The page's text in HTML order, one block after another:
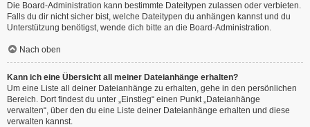
Die Board-Administration kann bestimmte Dateitypen zulassen oder verbieten.
Falls du dir nicht sicher bist, welche Dateitypen du anhängen kannst und du
Unterstützung benötigst, wende dich bitte an die Board-Administration.
Nach oben
Kann ich eine Übersicht all meiner Dateianhänge erhalten?
Um eine Liste all deiner Dateianhänge zu erhalten, gehe in den persönlichen
Bereich. Dort findest du unter „Einstieg“ einen Punkt „Dateianhänge
verwalten“, über den du eine Liste deiner Dateianhänge erhalten und diese
verwalten kannst.